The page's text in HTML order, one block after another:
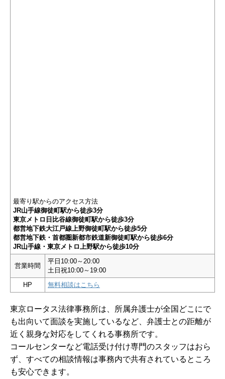
最寄り駅からのアクセス方法
JR山手線御徒町駅から徒歩3分
東京メトロ日比谷線御徒町駅から徒歩3分
都営地下鉄大江戸線上野御徒町駅から徒歩5分
都営地下鉄・首都圏新都市鉄道新御徒町駅から徒歩6分
JR山手線・東京メトロ上野駅から徒歩10分
営業時間
平日10:00～20:00
土日祝10:00～19:00
HP
無料相談はこちら
東京ロータス法律事務所は、所属弁護士が全国どこにで
も出向いて面談を実施しているなど、弁護士との距離が
近く親身な対応をしてくれる事務所です。
コールセンターなど電話受け付け専門のスタッフはおら
ず、すべての相談情報は事務内で共有されているところ
も安心できます。